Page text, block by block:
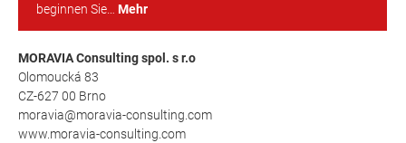
beginnen Sie… Mehr
MORAVIA Consulting spol. s r.o
Olomoucká 83
CZ-627 00 Brno
moravia@moravia-consulting.com
www.moravia-consulting.com